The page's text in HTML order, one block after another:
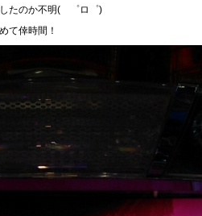
たのか不明( ゜ロ゜)
て倖時間！